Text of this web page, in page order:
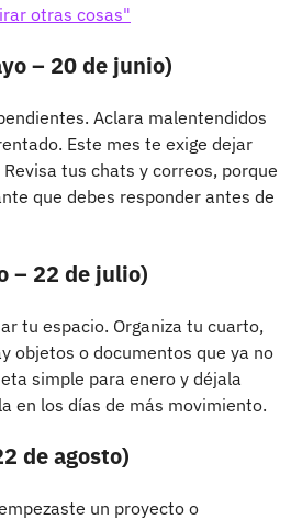
otras cosas"
– 20 de junio)
Aclara malentendidos
Este mes te exige dejar
tus chats y correos, porque
que debes responder antes de
– 22 de julio)
tu espacio. Organiza tu cuarto,
objetos o documentos que ya no
simple para enero y déjala
en los días de más movimiento.
de agosto)
un proyecto o